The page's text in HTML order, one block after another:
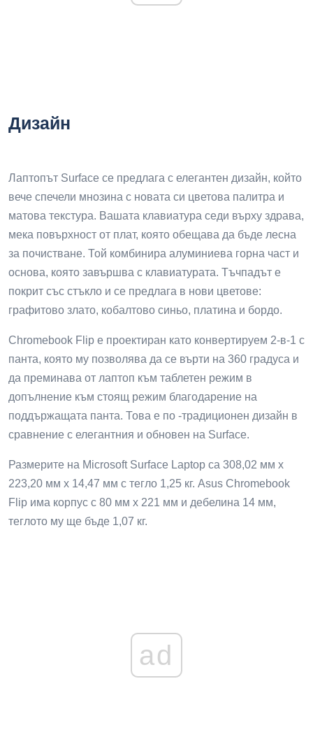
Дизайн
Лаптопът Surface се предлага с елегантен дизайн, който
вече спечели мнозина с новата си цветова палитра и
матова текстура. Вашата клавиатура седи върху здрава,
мека повърхност от плат, която обещава да бъде лесна
за почистване. Той комбинира алуминиева горна част и
основа, която завършва с клавиатурата. Тъчпадът е
покрит със стъкло и се предлага в нови цветове:
графитово злато, кобалтово синьо, платина и бордо.
Chromebook Flip е проектиран като конвертируем 2-в-1 с
панта, която му позволява да се върти на 360 градуса и
да преминава от лаптоп към таблетен режим в
допълнение към стоящ режим благодарение на
поддържащата панта. Това е по -традиционен дизайн в
сравнение с елегантния и обновен на Surface.
Размерите на Microsoft Surface Laptop са 308,02 мм х
223,20 мм х 14,47 мм с тегло 1,25 кг. Asus Chromebook
Flip има корпус с 80 мм х 221 мм и дебелина 14 мм,
теглото му ще бъде 1,07 кг.
ad